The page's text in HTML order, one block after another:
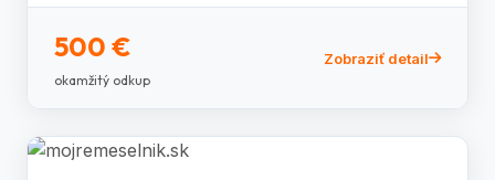
500 €
okamžitý odkup
Zobraziť detail